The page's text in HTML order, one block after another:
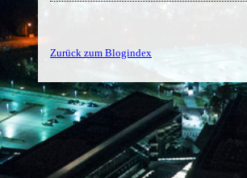
Zurück zum Blogindex